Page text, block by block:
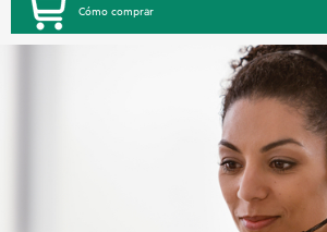
Cómo comprar